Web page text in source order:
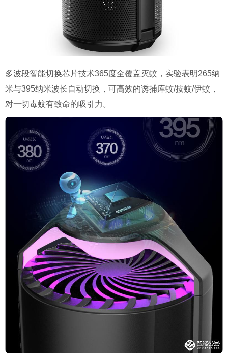
多波段智能切换芯片技术365度全覆盖灭蚊，实验表明265纳
米与395纳米波长自动切换，可高效的诱捕库蚊/按蚊/伊蚊，
对一切毒蚊有致命的吸引力。